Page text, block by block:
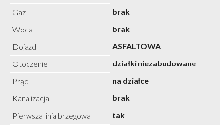
Gaz
brak
Woda
brak
Dojazd
ASFALTOWA
Otoczenie
działki niezabudowane
Prąd
na działce
Kanalizacja
brak
Pierwsza linia brzegowa
tak